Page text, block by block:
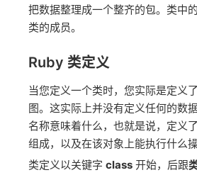
把数据整理成一个整齐的包。类中
类的成员。
Ruby 类定义
当您定义一个类时，您实际是定义
图。这实际上并没有定义任何的数
名称意味着什么，也就是说，定义
组成，以及在该对象上能执行什么操
类定义以关键字 class 开始，后跟